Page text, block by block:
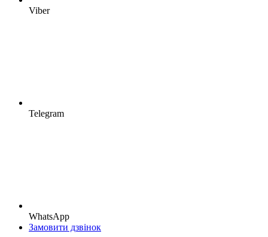
Viber
Telegram
WhatsApp
Замовити дзвінок